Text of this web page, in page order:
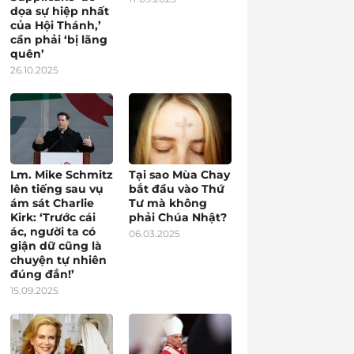
dọa sự hiệp nhất
của Hội Thánh,’
cần phải ‘bị lãng
quên’
26.10.2025
Lm. Mike Schmitz
lên tiếng sau vụ
ám sát Charlie
Kirk: ‘Trước cái
ác, người ta có
giận dữ cũng là
chuyện tự nhiên
đúng đắn!’
15.09.2025
Tại sao Mùa Chay
bắt đầu vào Thứ
Tư mà không
phải Chúa Nhật?
06.03.2025